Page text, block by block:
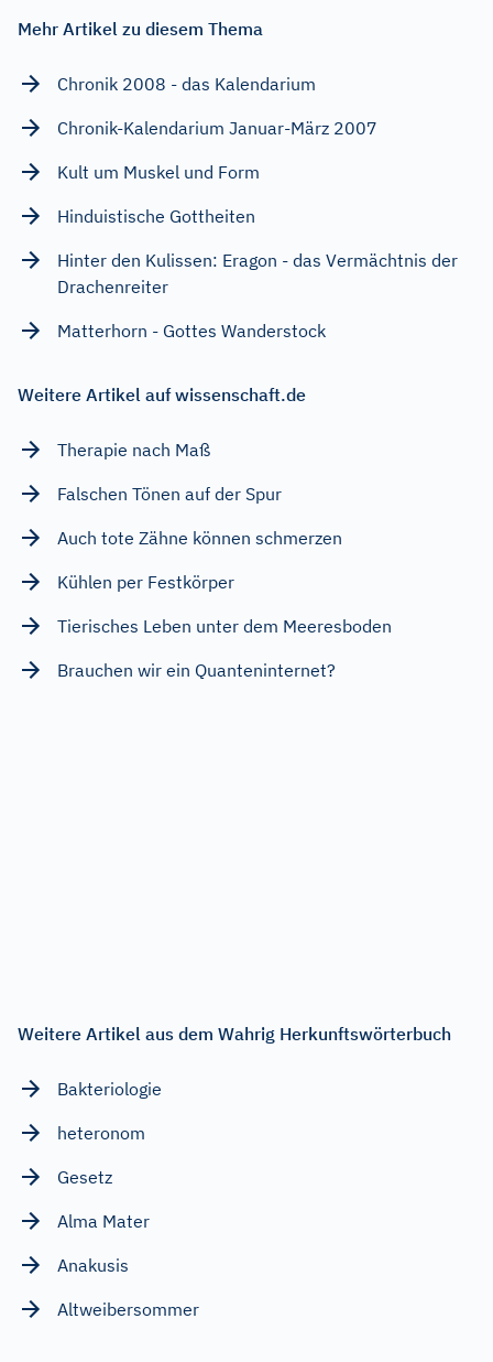
Mehr Artikel zu diesem Thema
Chronik 2008 - das Kalendarium
Chronik-Kalendarium Januar-März 2007
Kult um Muskel und Form
Hinduistische Gottheiten
Hinter den Kulissen: Eragon - das Vermächtnis der
Drachenreiter
Matterhorn - Gottes Wanderstock
Weitere Artikel auf wissenschaft.de
Therapie nach Maß
Falschen Tönen auf der Spur
Auch tote Zähne können schmerzen
Kühlen per Festkörper
Tierisches Leben unter dem Meeresboden
Brauchen wir ein Quanteninternet?
Weitere Artikel aus dem Wahrig Herkunftswörterbuch
Bakteriologie
heteronom
Gesetz
Alma Mater
Anakusis
Altweibersommer